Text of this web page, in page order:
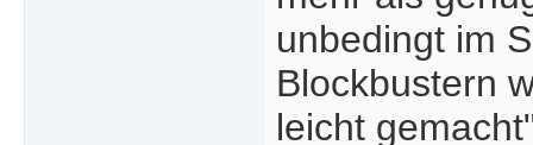
unbedingt im
Blockbustern
leicht